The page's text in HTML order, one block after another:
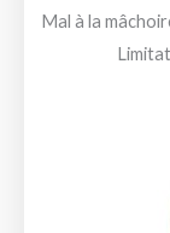
Mal à la